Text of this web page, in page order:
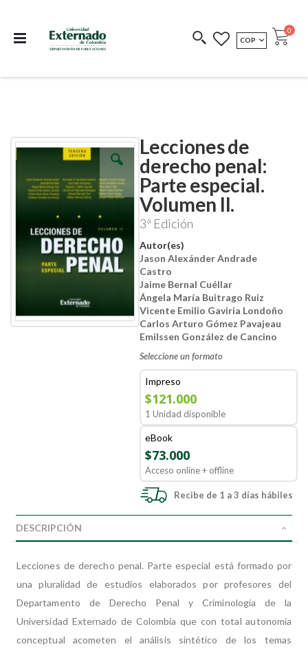
COEDICIONES REDIMIR CÓDIGO
MONEDA
COP Cart
0
Lecciones de
derecho penal:
Parte especial.
Volumen II.
3ª Edición
Autor(es)
Jason Alexánder Andrade
Castro
Jaime Bernal Cuéllar
Ángela María Buitrago Ruiz
Vicente Emilio Gaviria Londoño
Carlos Arturo Gómez Pavajeau
Emilssen González de Cancino
Seleccione un formato
Impreso
$121.000
1 Unidad disponible
eBook
$73.000
Acceso online + offline
Recibe de 1 a 3 días hábiles
Skip
gallery
Skip
beginning
gallery
DESCRIPCIÓN
Lecciones de derecho penal. Parte especial está formado por
una pluralidad de estudios elaborados por profesores del
Departamento de Derecho Penal y Criminología de la
Universidad Externado de Colombia que con total autonomía
conceptual acometen el análisis sintético de los temas